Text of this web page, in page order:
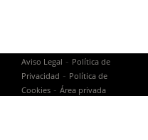
Aviso Legal - Política de
Privacidad - Política de
Cookies - Área privada